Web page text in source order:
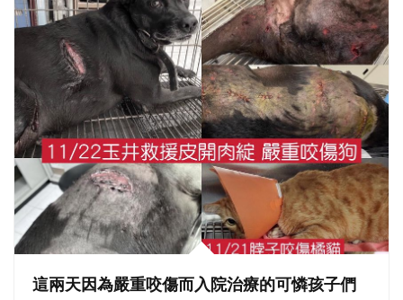
這兩天因為嚴重咬傷而入院治療的可憐孩子們